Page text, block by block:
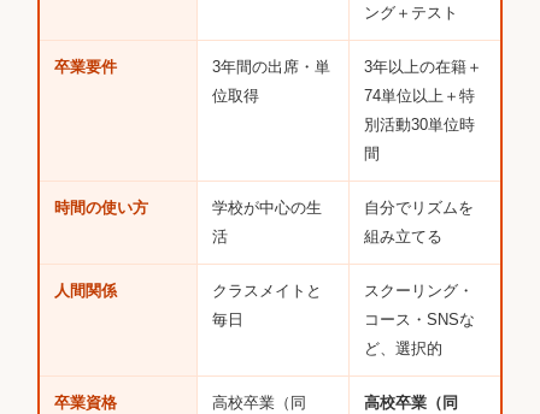
ング＋テスト
卒業要件
3年間の出席・単
位取得
3年以上の在籍＋
74単位以上＋特
別活動30単位時
間
時間の使い方
学校が中心の生
活
自分でリズムを
組み立てる
人間関係
クラスメイトと
毎日
スクーリング・
コース・SNSな
ど、選択的
卒業資格
高校卒業（同
高校卒業（同